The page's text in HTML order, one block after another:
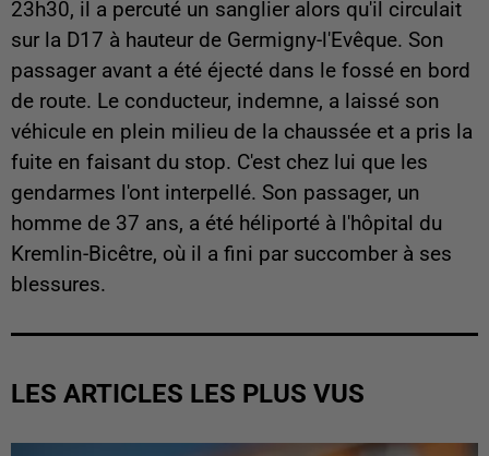
23h30, il a percuté un sanglier alors qu'il circulait
sur la D17 à hauteur de Germigny-l'Evêque. Son
passager avant a été éjecté dans le fossé en bord
de route. Le conducteur, indemne, a laissé son
véhicule en plein milieu de la chaussée et a pris la
fuite en faisant du stop. C'est chez lui que les
gendarmes l'ont interpellé. Son passager, un
homme de 37 ans, a été héliporté à l'hôpital du
Kremlin-Bicêtre, où il a fini par succomber à ses
blessures.
LES ARTICLES LES PLUS VUS